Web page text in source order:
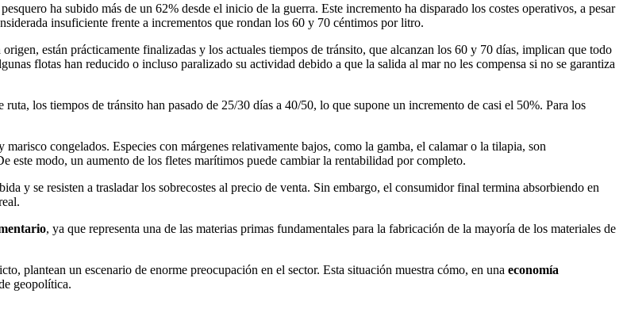
ha subido más de un 62% desde el inicio de la guerra. Este incremento ha disparado los costes operativos, a pesar
insuficiente frente a incrementos que rondan los 60 y 70 céntimos por litro.
están prácticamente finalizadas y los actuales tiempos de tránsito, que alcanzan los 60 y 70 días, implican que todo
flotas han reducido o incluso paralizado su actividad debido a que la salida al mar no les compensa si no se garantiza
los tiempos de tránsito han pasado de 25/30 días a 40/50, lo que supone un incremento de casi el 50%. Para los
congelados. Especies con márgenes relativamente bajos, como la gamba, el calamar o la tilapia, son
este modo, un aumento de los fletes marítimos puede cambiar la rentabilidad por completo.
y se resisten a trasladar los sobrecostes al precio de venta. Sin embargo, el consumidor final termina absorbiendo en
, ya que representa una de las materias primas fundamentales para la fabricación de la mayoría de los materiales de
plantean un escenario de enorme preocupación en el sector. Esta situación muestra cómo, en una economía
geopolítica.